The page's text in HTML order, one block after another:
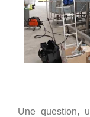
Une question,